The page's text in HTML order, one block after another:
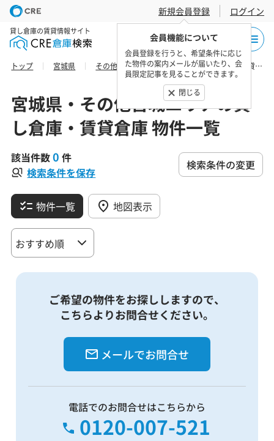
新規会員登録
会員機能について
会員登録を行うと、希望条件に応じ
た物件の案内メールが届いたり、会
員限定記事を見ることができます。
閉じる
ログイン
貸し倉庫の賃貸情報サイト
トップ 宮城県 その他宮城エリア 石巻市の貸し倉庫・賃貸倉庫 物件一覧
宮城県・その他宮城エリアの貸
し倉庫・賃貸倉庫 物件一覧
該当件数0 件
検索条件を保存
検索条件の変更
物件一覧 地図表示
ご希望の物件をお探ししますので、
こちらよりお問合せください。
メールでお問合せ
電話でのお問合せはこちらから
0120-007-521